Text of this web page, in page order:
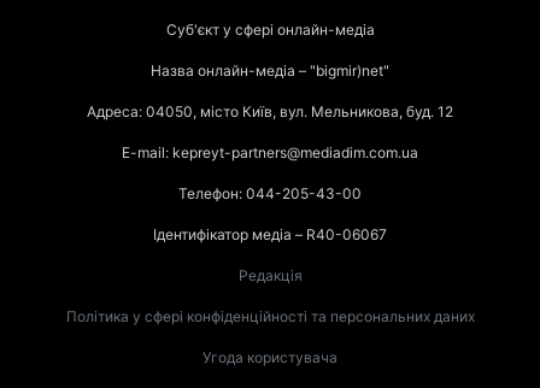
Суб'єкт у сфері онлайн-медіа
Назва онлайн-медіа – "bigmir)net"
Адреса: 04050, місто Київ, вул. Мельникова, буд. 12
E-mail: kepreyt-partners@mediadim.com.ua
Телефон: 044-205-43-00
Ідентифікатор медіа – R40-06067
Редакція
Політика у сфері конфіденційності та персональних даних
Угода користувача